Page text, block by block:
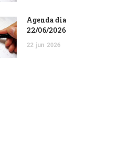
Agenda dia
22/06/2026
22 jun 2026